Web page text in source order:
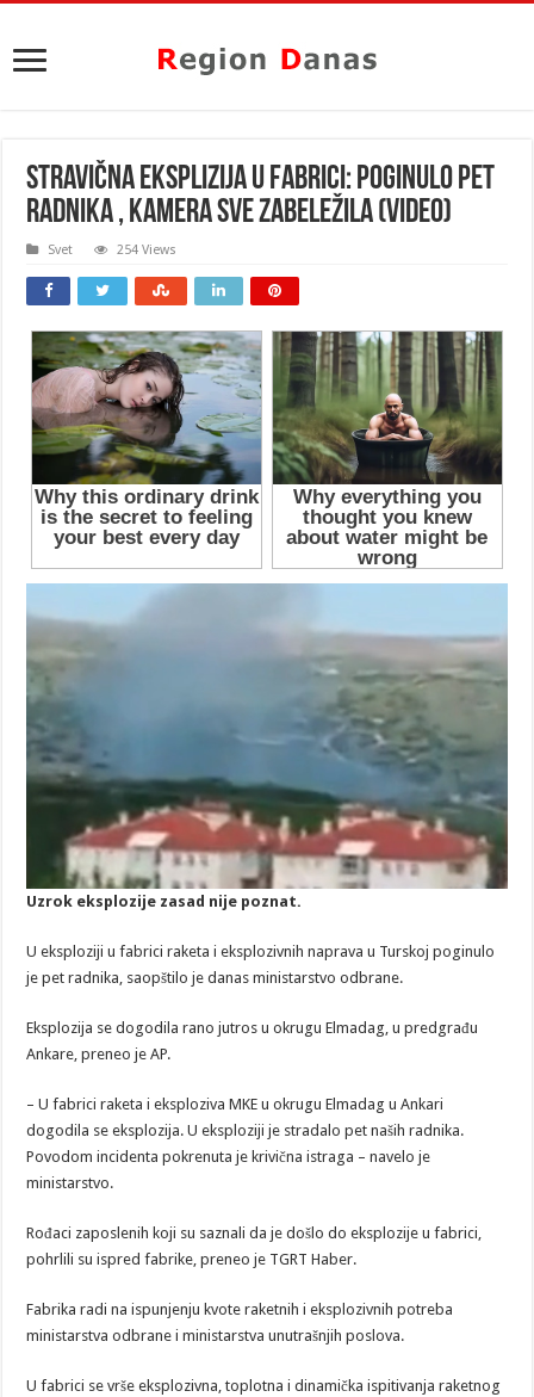
STRAVIČNA EKSPLIZIJA U FABRICI: Poginulo pet
radnika , KAMERA SVE ZABELEŽILA (VIDEO)
Svet 254 Views
Uzrok eksplozije zasad nije poznat.
U eksploziji u fabrici raketa i eksplozivnih naprava u Turskoj poginulo
je pet radnika, saopštilo je danas ministarstvo odbrane.
Eksplozija se dogodila rano jutros u okrugu Elmadag, u predgrađu
Ankare, preneo je AP.
– U fabrici raketa i eksploziva MKE u okrugu Elmadag u Ankari
dogodila se eksplozija. U eksploziji je stradalo pet naših radnika.
Povodom incidenta pokrenuta je krivična istraga – navelo je
ministarstvo.
Rođaci zaposlenih koji su saznali da je došlo do eksplozije u fabrici,
pohrlili su ispred fabrike, preneo je TGRT Haber.
Fabrika radi na ispunjenju kvote raketnih i eksplozivnih potreba
ministarstva odbrane i ministarstva unutrašnjih poslova.
U fabrici se vrše eksplozivna, toplotna i dinamička ispitivanja raketnog